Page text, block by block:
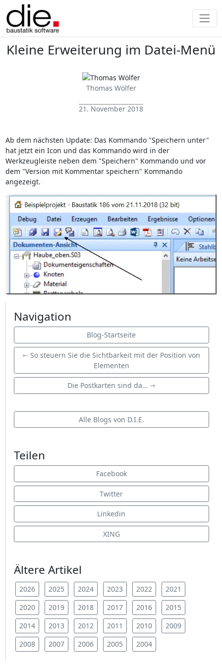
Kleine Erweiterung im Datei-Menü
Thomas Wölfer
21. November 2018
Ab dem nächsten Update: Das Kommando "Speichern unter"
hat jetzt ein Icon und das Kommando wird in der
Werkzeugleiste neben dem "Speichern" Kommando und vor
dem "Version mit Kommentar speichern" Kommando
angezeigt.
Navigation
Blog-Startseite
⇽ So steuern Sie die Sichtbarkeit mit der Position von
Elementen
Die Postkarten sind da… ⇾
Alle Blogs von D.I.E.
Teilen
Facebook
Twitter
Linkedin
XING
Ältere Artikel
2026 2025 2024 2023 2022
2021
2020
2019 2018 2017 2016
2015
2014
2013 2012 2011 2010
2009
2008
2007 2006 2005 2004